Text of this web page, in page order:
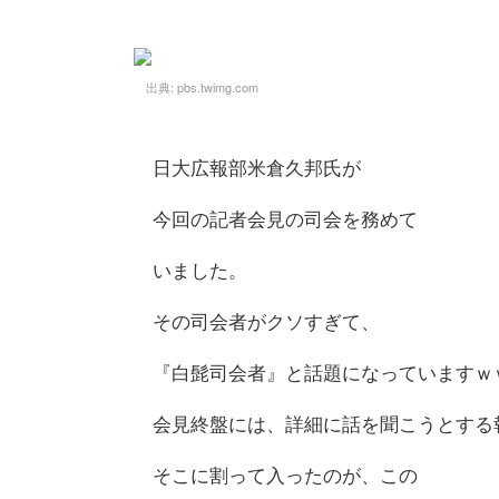
出典: pbs.twimg.com
日大広報部米倉久邦氏が
今回の記者会見の司会を務めて
いました。
その司会者がクソすぎて、
『白髭司会者』と話題になっていますｗ
会見終盤には、詳細に話を聞こうとする
そこに割って入ったのが、この